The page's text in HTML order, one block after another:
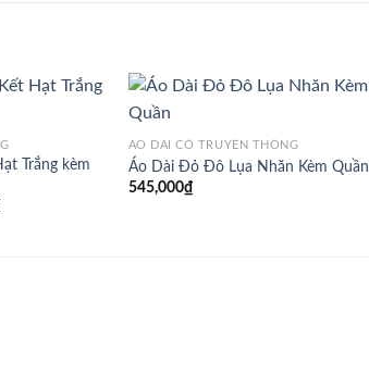
Trắng kèm
Giá
ÁO DÀI CỔ TRUYỀN THỐNG
Áo Dài Đỏ Đô Lụa Nhăn Kèm Quần
545,000₫